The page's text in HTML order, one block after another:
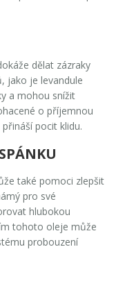
dělat zázraky
jako je levandule
a mohou snížit
o příjemnou
pocit klidu.
také pomoci zlepšit
pro své
hlubokou
tohoto oleje může
probouzení